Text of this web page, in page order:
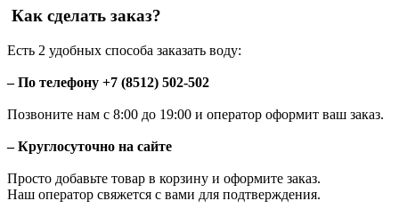
Как сделать заказ?
Есть 2 удобных способа заказать воду:
– По телефону +7 (8512) 502-502
Позвоните нам с 8:00 до 19:00 и оператор оформит ваш заказ.
– Круглосуточно на сайте
Просто добавьте товар в корзину и оформите заказ.
Наш оператор свяжется с вами для подтверждения.